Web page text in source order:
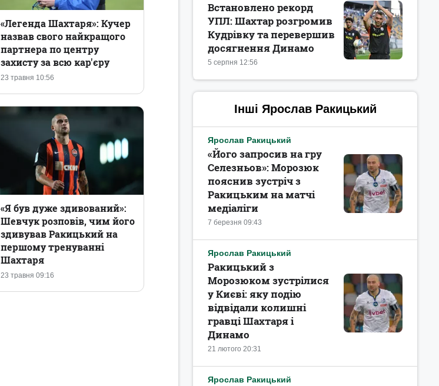
23 травня 10:56
«Легенда Шахтаря»: Кучер
назвав свого найкращого
партнера по центру
захисту за всю кар'єру
23 травня 09:16
«Я був дуже здивований»:
Шевчук розповів, чим його
здивував Ракицький на
першому тренуванні
Шахтаря
5 серпня 12:56
Встановлено рекорд
УПЛ: Шахтар розгромив
Кудрівку та перевершив
досягнення Динамо
Інші Ярослав Ракицький
Ярослав Ракицький
7 березня 09:43
«Його запросив на гру
Селезньов‎»: Морозюк
пояснив зустріч з
Ракицьким на матчі
медіаліги
Ярослав Ракицький
21 лютого 20:31
Ракицький з
Морозюком зустрілися
у Києві: яку подію
відвідали колишні
гравці Шахтаря і
Динамо
Ярослав Ракицький